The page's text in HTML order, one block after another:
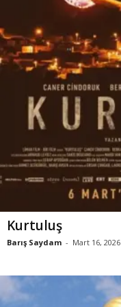
Kurtuluş
Barış Saydam - Mart 16, 2026